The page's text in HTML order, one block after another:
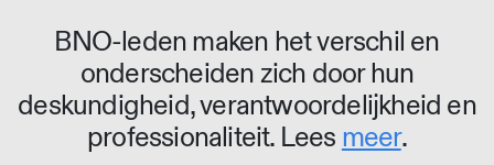
BNO-leden maken het verschil en
onderscheiden zich door hun
deskundigheid, verantwoordelijkheid en
professionaliteit. Lees meer.